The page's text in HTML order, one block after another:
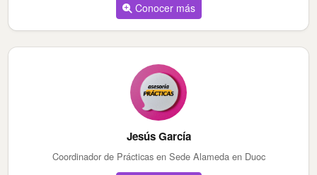
Conocer más
Jesús García
Coordinador de Prácticas en Sede Alameda en Duoc